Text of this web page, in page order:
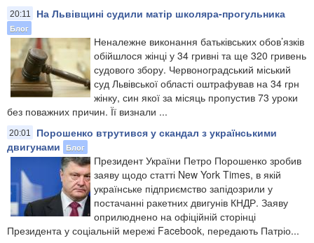
20:11 На Львівщині судили матір школяра-прогульника
Блог
Неналежне виконання батьківських обов’язків
обійшлося жінці у 34 гривні та ще 320 гривень
судового збору. Червоноградський міський
суд Львівської області оштрафував на 34 грн
жінку, син якої за місяць пропустив 73 уроки
без поважних причин. Її визнали ...
20:01
Порошенко втрутився у скандал з українськими
двигунами
Блог
Президент України Петро Порошенко зробив
заяву щодо статті New York Times, в якій
українське підприємство запідозрили у
постачанні ракетних двигунів КНДР. Заяву
оприлюднено на офіційній сторінці
Президента у соціальній мережі Facebook, передають Патріо...